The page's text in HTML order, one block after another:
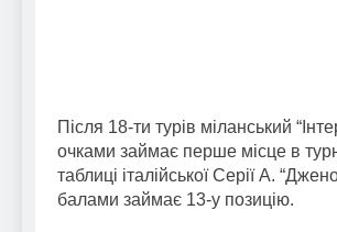
Після 18-ти турів міланський
очками займає перше місце в
таблиці італійської Серії А.
балами займає 13-у позицію.